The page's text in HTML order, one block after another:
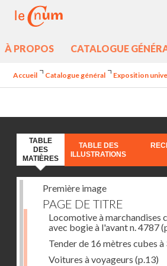
À PROPOS CATALOGUE
Accueil Catalogue général Exposition
TABLE
DES
MATIÈRES
TABLE DES
ILLUSTRATIONS
Première image
PAGE DE TITRE
Locomotive à marchandises
avec bogie à l'avant n. 4787
Tender de 16 mètres cubes à
Voitures à voyageurs (p.13)